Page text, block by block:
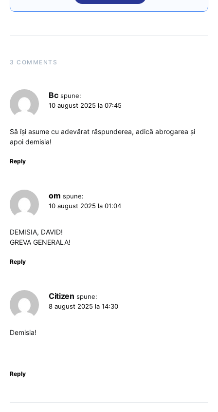
3 COMMENTS
Bc spune:
10 august 2025 la 07:45
Să își asume cu adevărat răspunderea, adică abrogarea și
apoi demisia!
Reply
om spune:
10 august 2025 la 01:04
DEMISIA, DAVID!
GREVA GENERALA!
Reply
Citizen spune:
8 august 2025 la 14:30
Demisia!
Reply